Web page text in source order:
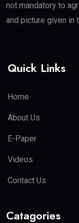
not mandatory to
and picture given in
Quick Links
Home
About Us
E-Paper
Videos
Contact Us
Catagories